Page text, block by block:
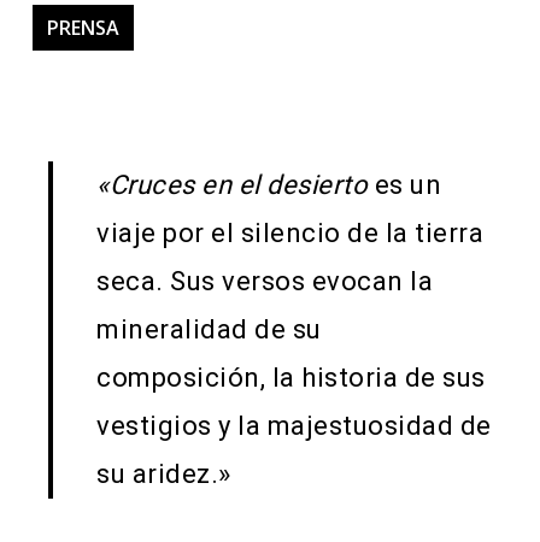
PRENSA
«Cruces en el desiertoes un
viaje por el silencio de la tierra
seca. Sus versos evocan la
mineralidad de su
composición, la historia de sus
vestigios y la majestuosidad de
su aridez.»